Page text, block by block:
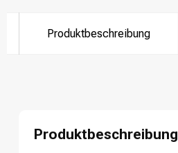
Produktbeschreibung
Produktbeschreibung